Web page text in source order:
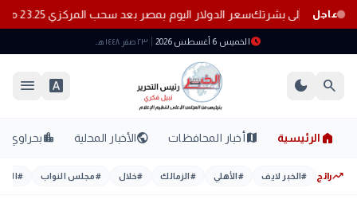
عاجل سعر الدولار اليوم بمصر بعد سحب المركزي 23.25 مليار دولار من البنوك
scheduleالخميس 6 أغسطس 2026 ٢٣ صفر ١٤٤٨ هـ
search
dark_mode
font_download
menu
home الرئيسية mapأخبار المحافظات publicالأخبار المحلية location_cityبحراوي
trending_upرائج #الخبر لايف #الأهلي #الزمالك #خلال #مجلس النواب #